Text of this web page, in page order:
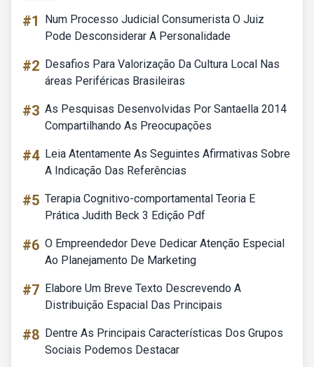
#1
Num Processo Judicial Consumerista O Juiz
Pode Desconsiderar A Personalidade
#2 Desafios Para Valorização Da Cultura Local Nas
áreas Periféricas Brasileiras
#3 As Pesquisas Desenvolvidas Por Santaella 2014
Compartilhando As Preocupações
#4 Leia Atentamente As Seguintes Afirmativas Sobre
A Indicação Das Referências
#5 Terapia Cognitivo-comportamental Teoria E
Prática Judith Beck 3 Edição Pdf
#6 O Empreendedor Deve Dedicar Atenção Especial
Ao Planejamento De Marketing
#7 Elabore Um Breve Texto Descrevendo A
Distribuição Espacial Das Principais
#8 Dentre As Principais Características Dos Grupos
Sociais Podemos Destacar